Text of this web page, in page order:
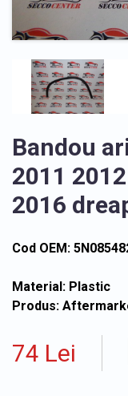
Bandou
2011
2016
Cod OEM:
Material: Plastic
Produs:
74 Lei